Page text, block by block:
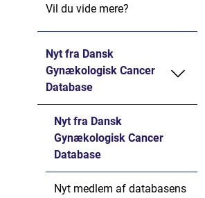
Vil du vide mere?
Nyt fra Dansk
Gynækologisk Cancer
Database
Nyt fra Dansk
Gynækologisk Cancer
Database
Nyt medlem af databasens